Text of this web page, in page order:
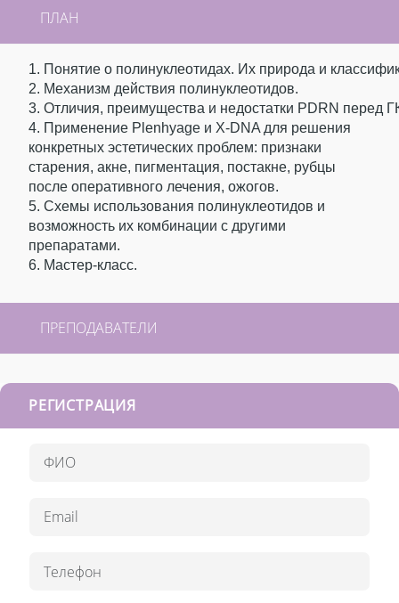
ПЛАН
1. Понятие о полинуклеотидах. Их природа и
2. Механизм действия полинуклеотидов.
3. Отличия, преимущества и недостатки PDRN перед
4. Применение Plenhyage и X-DNA для решения
конкретных эстетических проблем: признаки
старения, акне, пигментация, постакне, рубцы
после оперативного лечения, ожогов.
5. Схемы использования полинуклеотидов и
возможность их комбинации с другими
препаратами.
6. Мастер-класс.
ПРЕПОДАВАТЕЛИ
РЕГИСТРАЦИЯ